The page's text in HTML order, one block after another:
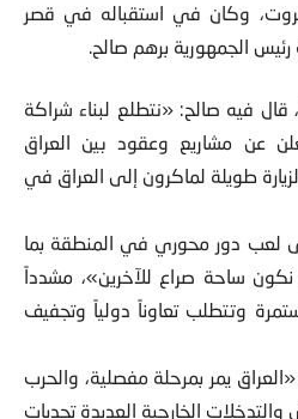
وكان في استقباله في قصر
رئيس الجمهورية برهم صالح.
قال فيه صالح: «نتطلع لبناء شراكة
عن مشاريع وعقود بين العراق
طويلة لماكرون إلى العراق في
لعب دور محوري في المنطقة بما
نكون ساحة صراع للآخرين»، مشدداً
وتتطلب تعاوناً دولياً وتجفيف
يمر بمرحلة مفصلية، والحرب
الخارجية العديدة تحديات